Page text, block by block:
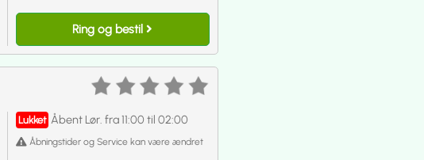
Ring og bestil
Lukket Åbent Lør. fra 11:00 til 02:00
Åbningstider og Service kan være ændret